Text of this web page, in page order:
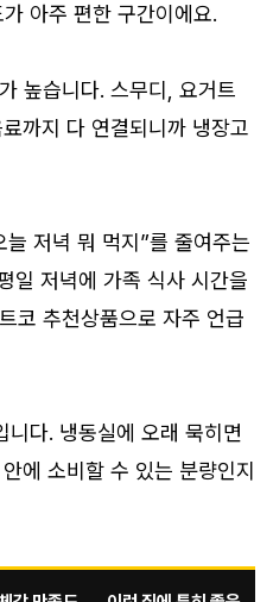
아주 편한 구간이에요.
높습니다. 스무디, 요거트
까지 다 연결되니까 냉장고
저녁 뭐 먹지”를 줄여주는
일 저녁에 가족 식사 시간을
코 추천상품으로 자주 언급
다. 냉동실에 오래 묵히면
에 소비할 수 있는 분량인지